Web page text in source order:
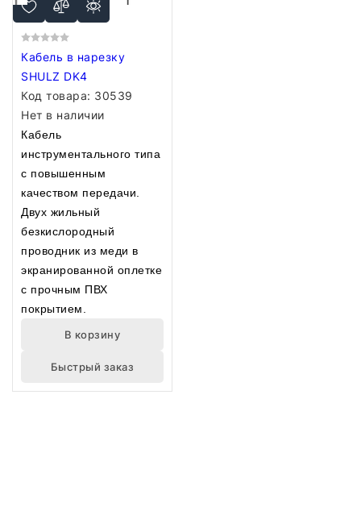
Кабель в нарезку
SHULZ DK4
Код товара: 30539
Нет в наличии
Кабель
инструментального типа
с повышенным
качеством передачи.
Двух жильный
безкислородный
проводник из меди в
экранированной оплетке
с прочным ПВХ
покрытием.
В корзину
Быстрый заказ